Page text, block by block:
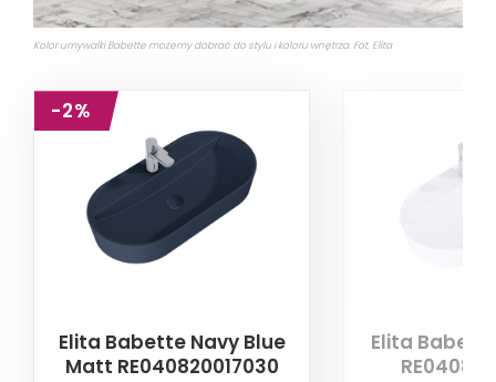
Kolor umywalki Babette możemy dobrać do stylu i koloru wnętrza. Fot. Elita
-2%
Elita Babette Navy Blue
Matt RE040820017030
Elita